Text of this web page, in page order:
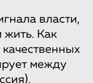
власти,
жить. Как
качественных
между